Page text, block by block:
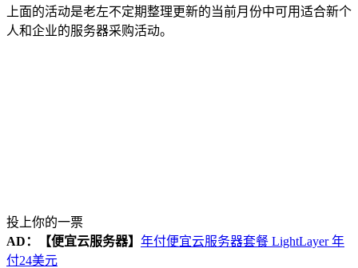
上面的活动是老左不定期整理更新的当前月份中可用适合新个
人和企业的服务器采购活动。
投上你的一票
AD：
【便宜云服务器】 年付便宜云服务器套餐 LightLayer 年
付24美元